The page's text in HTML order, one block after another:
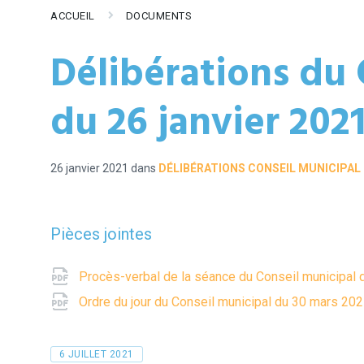
ACCUEIL DOCUMENTS
Délibérations du
du 26 janvier 2021
26 janvier 2021 dans DÉLIBÉRATIONS CONSEIL MUNICIPAL
Pièces jointes
Procès-verbal de la séance du Conseil municipal
Ordre du jour du Conseil municipal du 30 mars
Tags
6 JUILLET 2021